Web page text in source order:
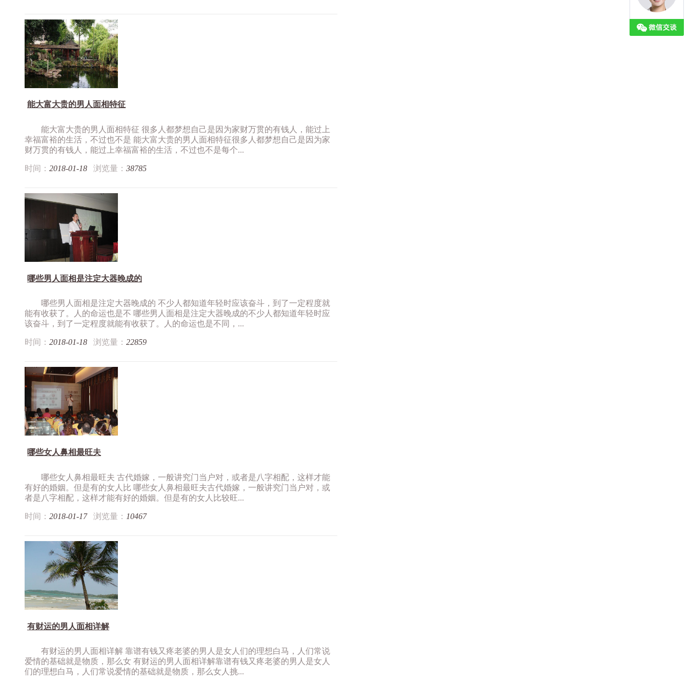
能大富大贵的男人面相特征
能大富大贵的男人面相特征 很多人都梦想自己是因为家财万贯的有钱人，能过上
幸福富裕的生活，不过也不是 能大富大贵的男人面相特征很多人都梦想自己是因为家
财万贯的有钱人，能过上幸福富裕的生活，不过也不是每个...
时间： 2018-01-18 浏览量： 38785
哪些男人面相是注定大器晚成的
哪些男人面相是注定大器晚成的 不少人都知道年轻时应该奋斗，到了一定程度就
能有收获了。人的命运也是不 哪些男人面相是注定大器晚成的不少人都知道年轻时应
该奋斗，到了一定程度就能有收获了。人的命运也是不同，...
时间： 2018-01-18 浏览量： 22859
哪些女人鼻相最旺夫
哪些女人鼻相最旺夫 古代婚嫁，一般讲究门当户对，或者是八字相配，这样才能
有好的婚姻。但是有的女人比 哪些女人鼻相最旺夫古代婚嫁，一般讲究门当户对，或
者是八字相配，这样才能有好的婚姻。但是有的女人比较旺...
时间： 2018-01-17 浏览量： 10467
有财运的男人面相详解
有财运的男人面相详解 靠谱有钱又疼老婆的男人是女人们的理想白马，人们常说
爱情的基础就是物质，那么女 有财运的男人面相详解靠谱有钱又疼老婆的男人是女人
们的理想白马，人们常说爱情的基础就是物质，那么女人挑...